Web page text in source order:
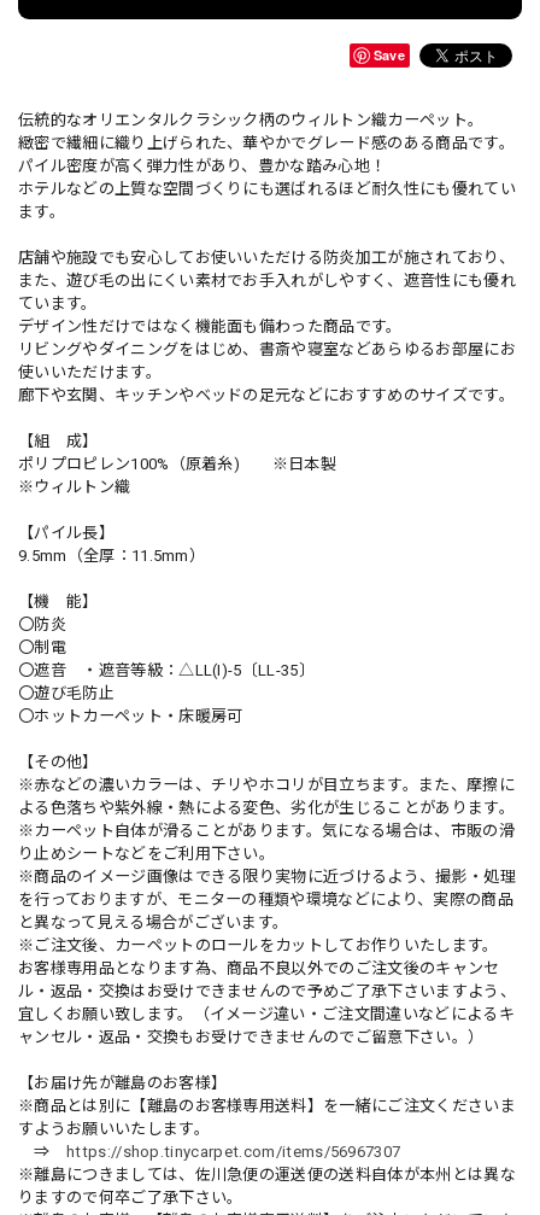
Save
伝統的なオリエンタルクラシック柄のウィルトン織カーペット。
緻密で繊細に織り上げられた、華やかでグレード感のある商品です。
パイル密度が高く弾力性があり、豊かな踏み心地！
ホテルなどの上質な空間づくりにも選ばれるほど耐久性にも優れてい
ます。
店舗や施設でも安心してお使いいただける防炎加工が施されており、
また、遊び毛の出にくい素材でお手入れがしやすく、遮音性にも優れ
ています。
デザイン性だけではなく機能面も備わった商品です。
リビングやダイニングをはじめ、書斎や寝室などあらゆるお部屋にお
使いいただけます。
廊下や玄関、キッチンやベッドの足元などにおすすめのサイズです。
【組 成】
ポリプロピレン100%（原着糸) ※日本製
※ウィルトン織
【パイル長】
9.5mm（全厚：11.5mm）
【機 能】
〇防炎
〇制電
〇遮音 ・遮音等級：△LL(I)-5〔LL-35〕
〇遊び毛防止
〇ホットカーペット・床暖房可
【その他】
※赤などの濃いカラーは、チリやホコリが目立ちます。また、摩擦に
よる色落ちや紫外線・熱による変色、劣化が生じることがあります。
※カーペット自体が滑ることがあります。気になる場合は、市販の滑
り止めシートなどをご利用下さい。
※商品のイメージ画像はできる限り実物に近づけるよう、撮影・処理
を行っておりますが、モニターの種類や環境などにより、実際の商品
と異なって見える場合がございます。
※ご注文後、カーペットのロールをカットしてお作りいたします。
お客様専用品となります為、商品不良以外でのご注文後のキャンセ
ル・返品・交換はお受けできませんので予めご了承下さいますよう、
宜しくお願い致します。（イメージ違い・ご注文間違いなどによるキ
ャンセル・返品・交換もお受けできませんのでご留意下さい。）
【お届け先が離島のお客様】
※商品とは別に【離島のお客様専用送料】を一緒にご注文くださいま
すようお願いいたします。
⇒
https://shop.tinycarpet.com/items/56967307
※離島につきましては、佐川急便の運送便の送料自体が本州とは異な
りますので何卒ご了承下さい。